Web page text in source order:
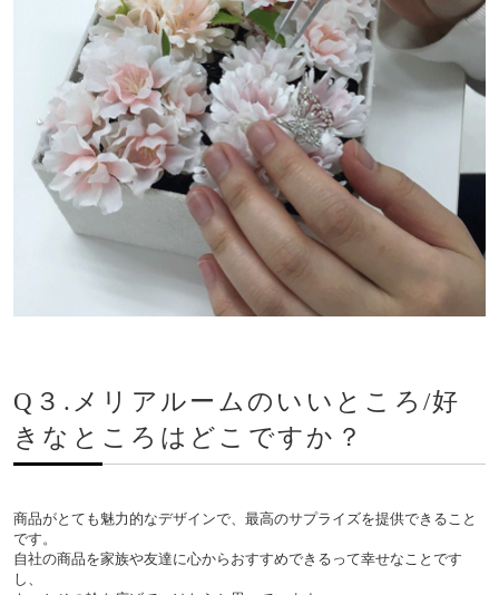
Q３.メリアルームのいいところ/好
きなところはどこですか？
商品がとても魅力的なデザインで、最高のサプライズを提供できること
です。
自社の商品を家族や友達に心からおすすめできるって幸せなことです
し、